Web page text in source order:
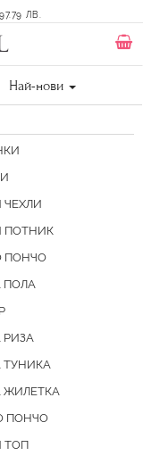
ЛВ.
Най-нови
ПОТНИК
ПОНЧО
ПОЛА
РИЗА
ТУНИКА
ЖИЛЕТКА
ПОНЧО
ТОП